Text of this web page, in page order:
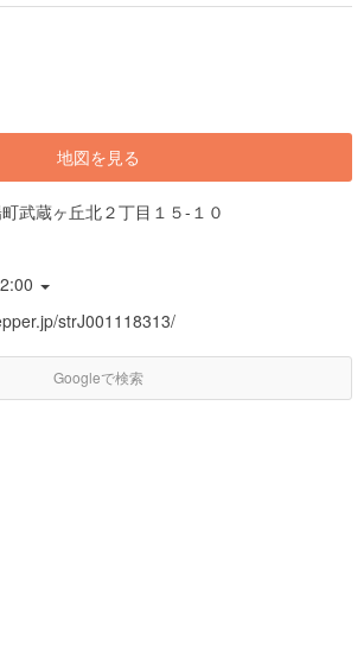
地図を見る
武蔵ヶ丘北２丁目１５-１０
strJ001118313/
Googleで検索